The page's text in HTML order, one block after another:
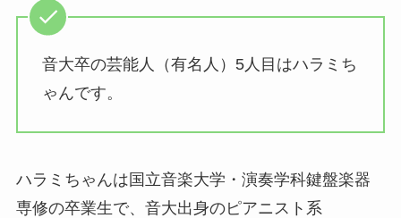
音大卒の芸能人（有名人）5人目はハラミち
ゃんです。
ハラミちゃんは国立音楽大学・演奏学科鍵盤楽器
専修の卒業生で、音大出身のピアニスト系